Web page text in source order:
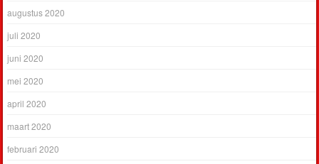
augustus 2020
juli 2020
juni 2020
mei 2020
april 2020
maart 2020
februari 2020